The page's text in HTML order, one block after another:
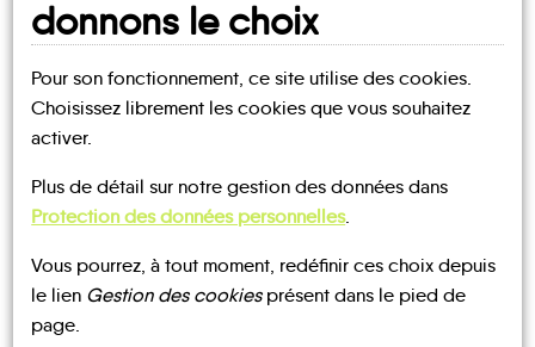
Eydoche
UN AVIS, UN TÉMOIGNAGE
donnons le choix
Pour son fonctionnement, ce site utilise des cookies.
Choisissez librement les cookies que vous souhaitez
activer.
Plus de détail sur notre gestion des données dans
Protection des données personnelles.
Vous pourrez, à tout moment, redéfinir ces choix depuis
le lien Gestion des cookiesprésent dans le pied de
page.